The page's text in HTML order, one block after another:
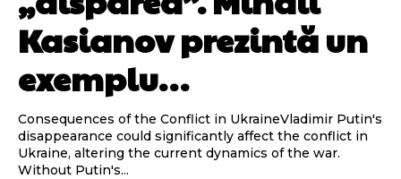
Kasianov prezintă un
exemplu…
Consequences of the Conflict in UkraineVladimir Putin's
disappearance could significantly affect the conflict in
Ukraine, altering the current dynamics of the war.
Without Putin's...